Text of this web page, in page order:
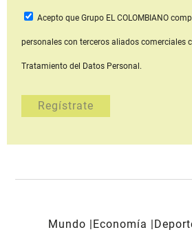
Acepto que Grupo EL COLOMBIANO
personales con terceros aliados comerciales
Tratamiento del Datos Personal.
Mundo Economía